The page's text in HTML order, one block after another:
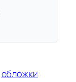
обложки